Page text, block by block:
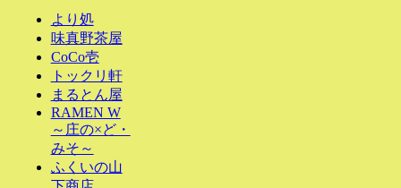
より処
味真野茶屋
CoCo壱
トックリ軒
まるとん屋
RAMEN W
～庄の×ど・
みそ～
ふくいの山